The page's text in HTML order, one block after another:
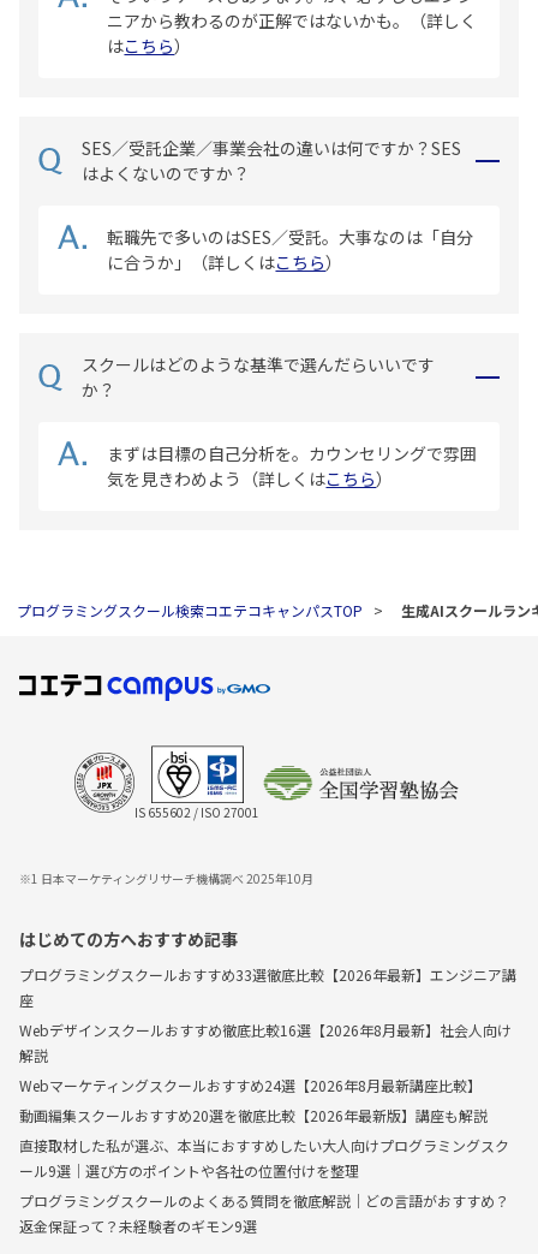
ニアから教わるのが正解ではないかも。（詳しく
はこちら）
SES／受託企業／事業会社の違いは何ですか？SES
はよくないのですか？
転職先で多いのはSES／受託。大事なのは「自分
に合うか」（詳しくはこちら）
スクールはどのような基準で選んだらいいです
か？
まずは目標の自己分析を。カウンセリングで雰囲
気を見きわめよう（詳しくはこちら）
プログラミングスクール検索コエテコキャンパスTOP 生成AIスクールラン
IS 655602 / ISO 27001
※1 日本マーケティングリサーチ機構調べ 2025年10月
はじめての方へおすすめ記事
プログラミングスクールおすすめ33選徹底比較【2026年最新】エンジニア講
座
Webデザインスクールおすすめ徹底比較16選【2026年8月最新】社会人向け
解説
Webマーケティングスクールおすすめ24選【2026年8月最新講座比較】
動画編集スクールおすすめ20選を徹底比較【2026年最新版】講座も解説
直接取材した私が選ぶ、本当におすすめしたい大人向けプログラミングスク
ール9選｜選び方のポイントや各社の位置付けを整理
プログラミングスクールのよくある質問を徹底解説｜どの言語がおすすめ？
返金保証って？未経験者のギモン9選